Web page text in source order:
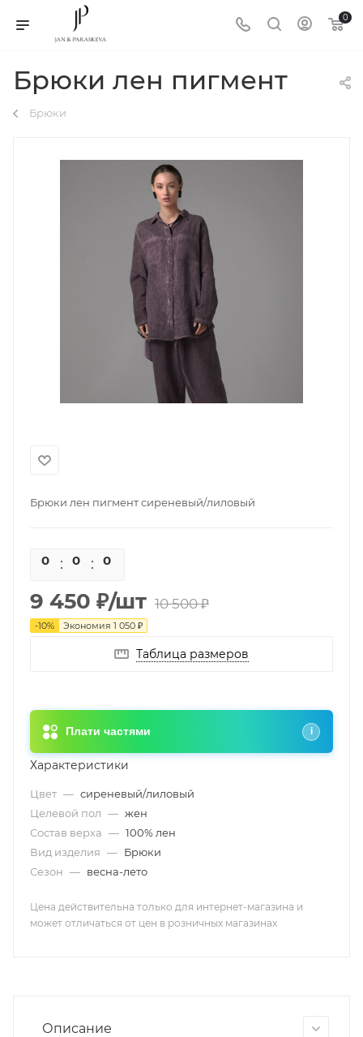
0
Брюки лен пигмент
Брюки
Брюки лен пигмент сиреневый/лиловый
0 0 0
9 450 ₽/шт 10 500₽
-10% Экономия 1 050 ₽
Таблица размеров
Плати частями i
Характеристики
Цвет — сиреневый/лиловый
Целевой пол — жен
Состав верха — 100% лен
Вид изделия — Брюки
Сезон — весна-лето
Цена действительна только для интернет-магазина и
может отличаться от цен в розничных магазинах
Описание